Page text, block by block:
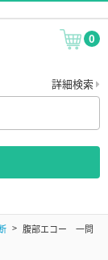
0
詳細検索
腹部エコー 一問